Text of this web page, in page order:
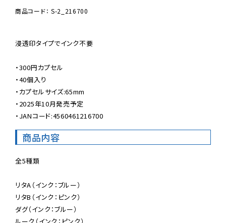
商品コード： S-2_216700
浸透印タイプでインク不要
・300円カプセル
・40個入り
・カプセルサイズ:65mm
・2025年10月発売予定
・JANコード:4560461216700
商品内容
全5種類
リタA（インク：ブルー）
リタB（インク：ピンク）
ダグ（インク：ブルー）
ルーク（インク：ピンク）